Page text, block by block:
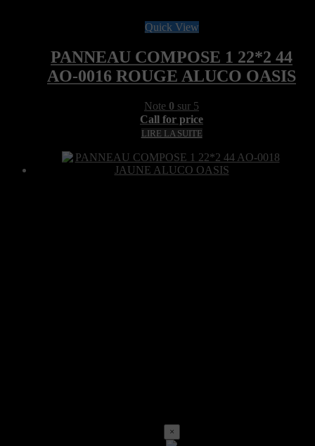
Quick View
PANNEAU COMPOSE 1 22*2 44
AO-0016 ROUGE ALUCO OASIS
Note 0 sur 5
Call for price
LIRE LA SUITE
×